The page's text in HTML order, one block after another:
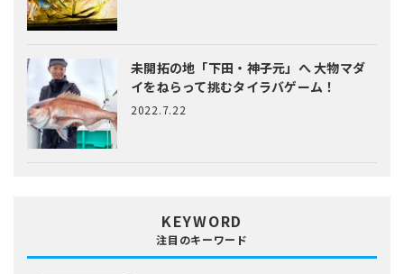
未開拓の地「下田・神子元」へ大物マダ
イをねらって挑むタイラバゲーム！
2022.7.22
KEYWORD
注目のキーワード